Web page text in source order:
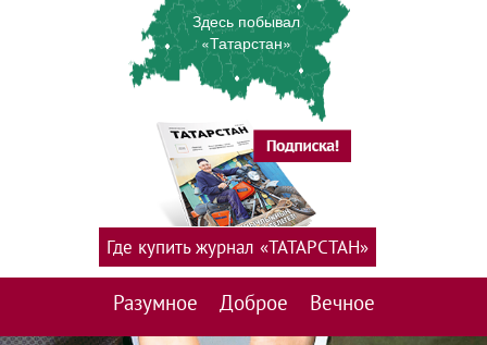
Здесь побывал
«Татарстан»
Разумное Доброе Вечное
Где купить журнал «ТАТАРСТАН»